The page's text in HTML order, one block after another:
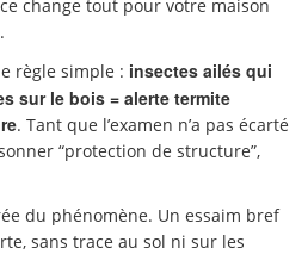
change tout pour votre maison
règle simple : insectes ailés qui
sur le bois = alerte termite
. Tant que l’examen n’a pas écarté
“protection de structure”,
du phénomène. Un essaim bref
sans trace au sol ni sur les